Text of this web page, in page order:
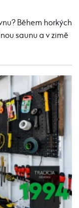
Během horkých
saunu a v zimě